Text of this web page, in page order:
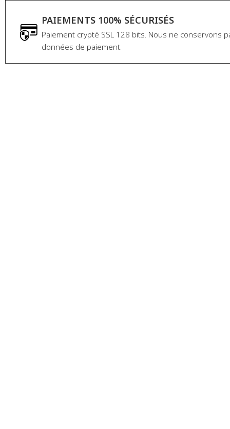
PAIEMENTS 100% SÉCURISÉS
Paiement crypté SSL 128 bits. Nous ne conservons
données de paiement.